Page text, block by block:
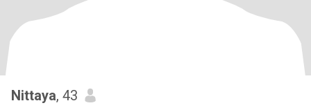
Nittaya, 43